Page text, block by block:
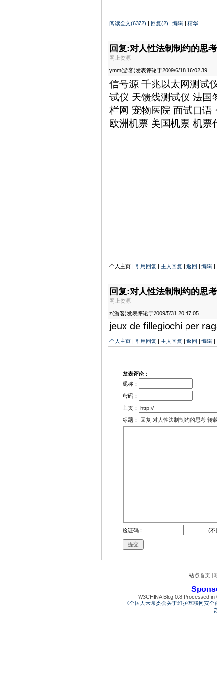
阅读全文(6372) | 回复(2) | 编辑 | 精华
回复:对人性法制制约的思
网上资源
ymm(游客)发表评论于2009/6/18 16:02:39
信号源 千兆以太网测试
试仪 天馈线测试仪 法国
栏网 宠物医院 面试口语
欧洲机票 美国机票 机票
个人主页 | 引用回复 | 主人回复 | 返回 | 编辑 |
回复:对人性法制制约的思
网上资源
z(游客)发表评论于2009/5/31 20:47:05
jeux de fillegiochi per
个人主页 | 引用回复 | 主人回复 | 返回 | 编辑 |
发表评论：
昵称：
密码：
主页：
标题：
验证码： (不
站点首页 |
W3CHINA Blog 0.8 Processed
《全国人大常委会关于维护互联网安全